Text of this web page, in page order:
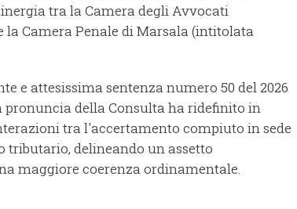
tra la Camera degli Avvocati
Camera Penale di Marsala (intitolata
e attesissima sentenza numero 50 del 2026
pronuncia della Consulta ha ridefinito in
tra l'accertamento compiuto in sede
tributario, delineando un assetto
maggiore coerenza ordinamentale.